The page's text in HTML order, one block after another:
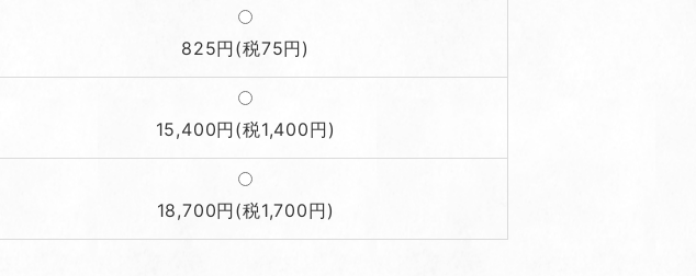
825円(税75円)
15,400円(税1,400円)
18,700円(税1,700円)